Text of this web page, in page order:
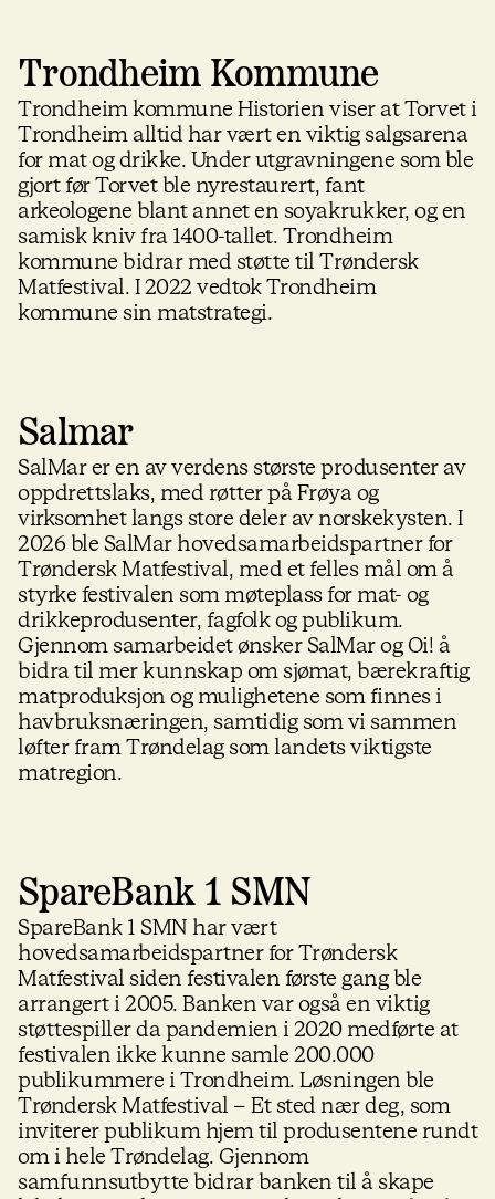
Trondheim Kommune
Trondheim kommune Historien viser at Torvet i
Trondheim alltid har vært en viktig salgsarena
for mat og drikke. Under utgravningene som ble
gjort før Torvet ble nyrestaurert, fant
arkeologene blant annet en soyakrukker, og en
samisk kniv fra 1400-tallet. Trondheim
kommune bidrar med støtte til Trøndersk
Matfestival. I 2022 vedtok Trondheim
kommune sin matstrategi.
Salmar
SalMar er en av verdens største produsenter av
oppdrettslaks, med røtter på Frøya og
virksomhet langs store deler av norskekysten. I
2026 ble SalMar hovedsamarbeidspartner for
Trøndersk Matfestival, med et felles mål om å
styrke festivalen som møteplass for mat- og
drikkeprodusenter, fagfolk og publikum.
Gjennom samarbeidet ønsker SalMar og Oi! å
bidra til mer kunnskap om sjømat, bærekraftig
matproduksjon og mulighetene som finnes i
havbruksnæringen, samtidig som vi sammen
løfter fram Trøndelag som landets viktigste
matregion.
SpareBank 1 SMN
SpareBank 1 SMN har vært
hovedsamarbeidspartner for Trøndersk
Matfestival siden festivalen første gang ble
arrangert i 2005. Banken var også en viktig
støttespiller da pandemien i 2020 medførte at
festivalen ikke kunne samle 200.000
publikummere i Trondheim. Løsningen ble
Trøndersk Matfestival – Et sted nær deg, som
inviterer publikum hjem til produsentene rundt
om i hele Trøndelag. Gjennom
samfunnsutbytte bidrar banken til å skape